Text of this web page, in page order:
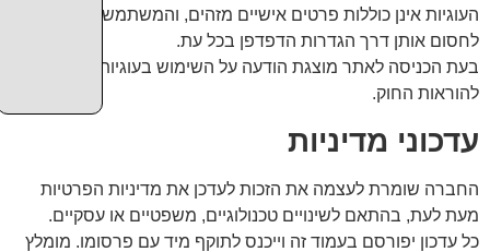
העוגיות אינן כוללות פרטים אישיים מזהים, והמשתמש רשאי
לחסום אותן דרך הגדרות הדפדפן בכל עת.
בעת הכניסה לאתר מוצגת הודעה על השימוש בעוגיות בהתאם
להוראות החוק.
עדכוני מדיניות
החברה שומרת לעצמה את הזכות לעדכן את מדיניות הפרטיות
מעת לעת, בהתאם לשינויים טכנולוגיים, משפטיים או עסקיים.
כל עדכון יפורסם בעמוד זה וייכנס לתוקף מיד עם פרסומו. מומלץ